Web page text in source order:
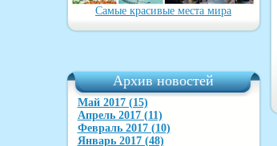
Самые красивые места мира
Архив новостей
Май 2017 (15)
Апрель 2017 (11)
Февраль 2017 (10)
Январь 2017 (48)